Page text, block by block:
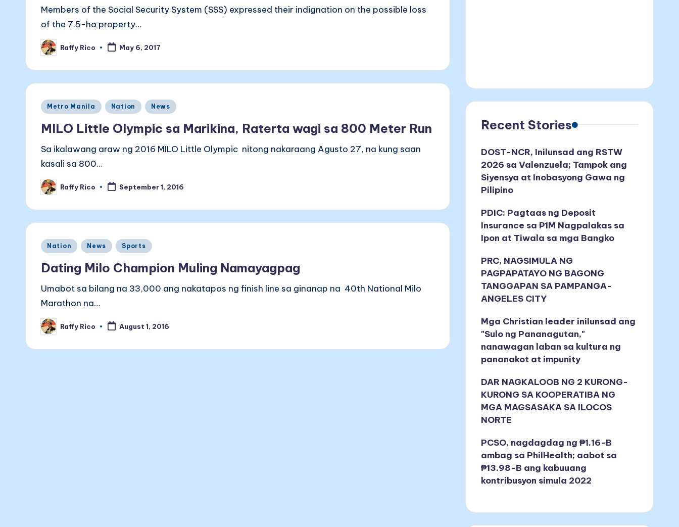
Members of the Social Security System (SSS) expressed their indignation on the possible loss
of the 7.5-ha property…
Posted
by
Raffy Rico May 6, 2017
Posted
Metro Manila Nation News
MILO Little Olympic sa Marikina, Raterta wagi sa 800 Meter Run
Sa ikalawang araw ng 2016 MILO Little Olympic nitong nakaraang Agusto 27, na kung saan
kasali sa 800…
Posted
by
Raffy Rico September 1, 2016
Posted
Nation News Sports
Dating Milo Champion Muling Namayagpag
Umabot sa bilang na 33,000 ang nakatapos ng finish line sa ginanap na 40th National Milo
Marathon na…
Posted
by
Raffy Rico August 1, 2016
Recent Stories
DOST-NCR, Inilunsad ang RSTW
2026 sa Valenzuela; Tampok ang
Siyensya at Inobasyong Gawa ng
Pilipino
PDIC: Pagtaas ng Deposit
Insurance sa ₱1M Nagpalakas sa
Ipon at Tiwala sa mga Bangko
PRC, NAGSIMULA NG
PAGPAPATAYO NG BAGONG
TANGGAPAN SA PAMPANGA-
ANGELES CITY
Mga Christian leader inilunsad ang
"Sulo ng Pananagutan,"
nanawagan laban sa kultura ng
pananakot at impunity
DAR NAGKALOOB NG 2 KURONG-
KURONG SA KOOPERATIBA NG
MGA MAGSASAKA SA ILOCOS
NORTE
PCSO, nagdagdag ng ₱1.16-B
ambag sa PhilHealth; aabot sa
₱13.98-B ang kabuuang
kontribusyon simula 2022